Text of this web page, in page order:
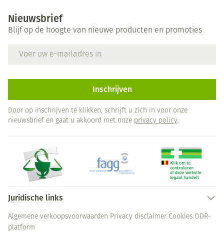
Nieuwsbrief
Blijf op de hoogte van nieuwe producten en promoties
Inschrijven
Door op inschrijven te klikken, schrijft u zich in voor onze
nieuwsbrief en gaat u akkoord met onze privacy policy.
Juridische links
Algemene verkoopsvoorwaarden Privacy disclaimer Cookies ODR-
platform